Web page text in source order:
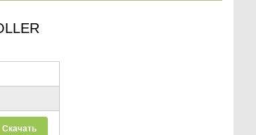
Скачать